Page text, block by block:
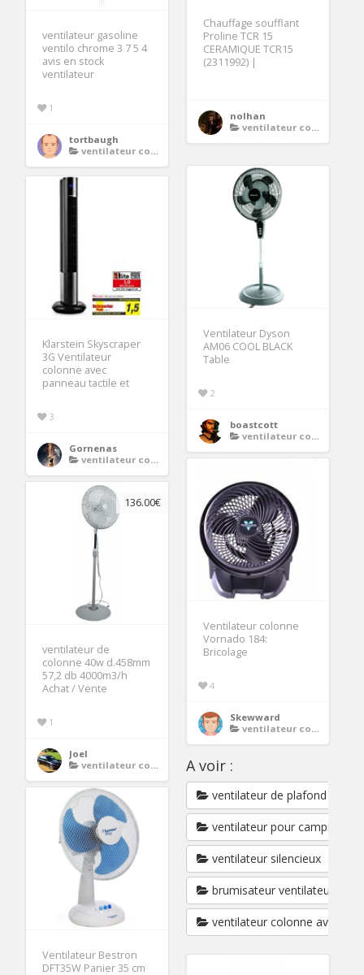
Chauffage soufflant
Proline TCR 15
CERAMIQUE TCR15
(2311992) |
nolhan
ventilateur colonne
ventilateur gasoline
ventilo chrome 3 7 5 4
avis en stock
ventilateur
1
tortbaugh
ventilateur colonne
Ventilateur Dyson
AM06 COOL BLACK
Table
2
boastcott
ventilateur colonne
Klarstein Skyscraper
3G Ventilateur
colonne avec
panneau tactile et
3
Gornenas
ventilateur colonne
Ventilateur colonne
Vornado 184:
Bricolage
4
Skewward
ventilateur colonne
136.00€
ventilateur de
colonne 40w d.458mm
57,2 db 4000m3/h
Achat / Vente
1
Joel
ventilateur colonne
A voir :
ventilateur de plafond avec
ventilateur pour camping car
ventilateur silencieux
brumisateur ventilateur
ventilateur colonne avec
Ventilateur Bestron
DFT35W Panier 35 cm